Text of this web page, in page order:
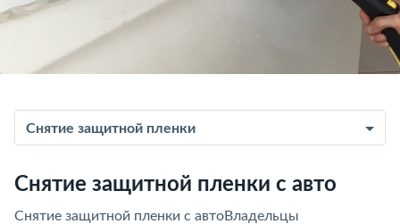
Снятие защитной пленки
Снятие защитной пленки с авто
Снятие защитной пленки с автоВладельцы